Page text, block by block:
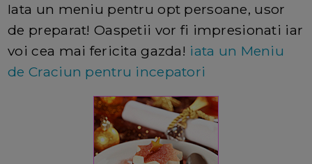
Iata un meniu pentru opt persoane, usor
de preparat! Oaspetii vor fi impresionati iar
voi cea mai fericita gazda! iata un Meniu
de Craciun pentru incepatori